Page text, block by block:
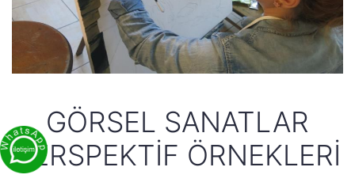
GÖRSEL SANATLAR
PERSPEKTIF ÖRNEKLERI